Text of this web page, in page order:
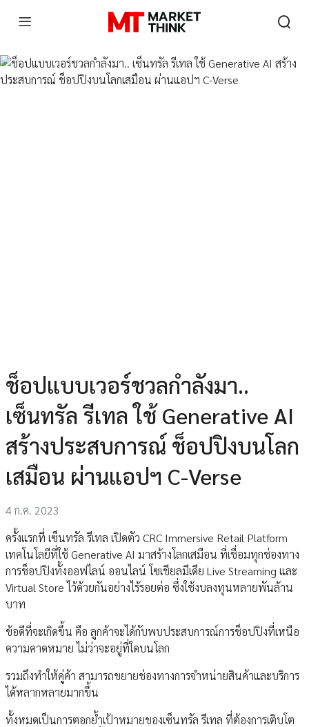
ช็อปแบบเวอร์ชวลกำลังมา..
เซ็นทรัล รีเทล ใช้ Generative AI
สร้างประสบการณ์ ช็อปปิงบนโลก
เสมือน ผ่านแอปฯ C-Verse
4 ก.ค. 2023
ครั้งแรกที่ เซ็นทรัล รีเทล เปิดตัว CRC Immersive Retail Platform
เทคโนโลยีที่ใช้ Generative AI มาสร้างโลกเสมือน ที่เชื่อมทุกช่องทาง
การช็อปปิงทั้งออฟไลน์ ออนไลน์ โซเชียลมีเดีย Live Streaming และ
Virtual Store ไว้ด้วยกันอย่างไร้รอยต่อ ซึ่งใช้งบลงทุนหลายพันล้าน
บาท
ข้อดีที่จะเกิดขึ้น คือ ลูกค้าจะได้กับพบประสบการณ์การช็อปปิงที่เหนือ
ความคาดหมาย ไม่ว่าจะอยู่ที่ใดบนโลก
รวมถึงทำให้คู่ค้า สามารถขยายช่องทางการจำหน่ายสินค้าและบริการ
ได้หลากหลายมากขึ้น
ทั้งหมดเป็นการตอกย้ำเป้าหมายของเซ็นทรัล รีเทล ที่ต้องการเติบโต